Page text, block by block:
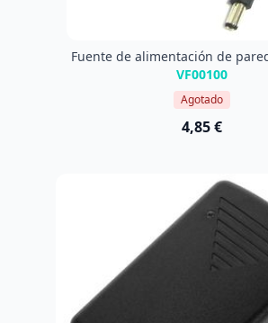
Fuente de alimentación de
VF00100
Agotado
4,85 €